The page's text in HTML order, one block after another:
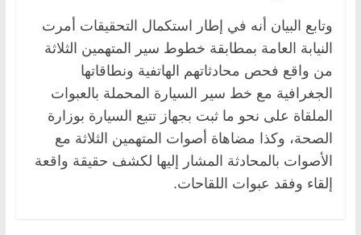
وتابع البيان أنه في إطار استكمال التحقيقات أمرت
النيابة العامة بمطابقة خطوط سير المتهمين الثلاثة
من واقع فحص محادثاتهم الهاتفية ونطاقاتها
الجغرافية مع خط سير السيارة المحملة بالعبوات
الملقاة على نحو ما ثبت بجهاز تتبع السيارة بوزارة
الصحة، وكذا مضاهاة أصوات المتهمين الثلاثة مع
الأصوات بالمحادثة المشار إليها لكشف حقيقة واقعة
إلقاء وفقد عبوات اللقاحات.